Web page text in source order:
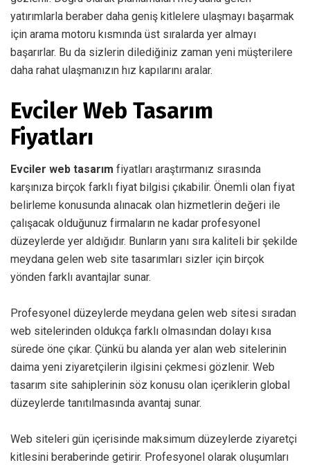
yatırımlarla beraber daha geniş kitlelere ulaşmayı başarmak
için arama motoru kısmında üst sıralarda yer almayı
başarırlar. Bu da sizlerin dilediğiniz zaman yeni müşterilere
daha rahat ulaşmanızın hız kapılarını aralar.
Evciler Web Tasarım
Fiyatları
Evciler web tasarım fiyatları araştırmanız sırasında
karşınıza birçok farklı fiyat bilgisi çıkabilir. Önemli olan fiyat
belirleme konusunda alınacak olan hizmetlerin değeri ile
çalışacak olduğunuz firmaların ne kadar profesyonel
düzeylerde yer aldığıdır. Bunların yanı sıra kaliteli bir şekilde
meydana gelen web site tasarımları sizler için birçok
yönden farklı avantajlar sunar.
Profesyonel düzeylerde meydana gelen web sitesi sıradan
web sitelerinden oldukça farklı olmasından dolayı kısa
sürede öne çıkar. Çünkü bu alanda yer alan web sitelerinin
daima yeni ziyaretçilerin ilgisini çekmesi gözlenir. Web
tasarım site sahiplerinin söz konusu olan içeriklerin global
düzeylerde tanıtılmasında avantaj sunar.
Web siteleri gün içerisinde maksimum düzeylerde ziyaretçi
kitlesini beraberinde getirir. Profesyonel olarak oluşumları